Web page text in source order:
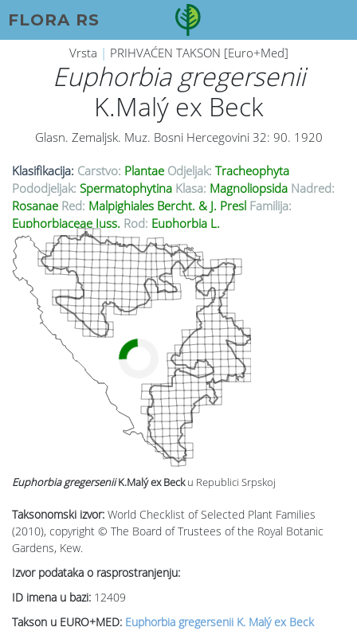
FLORA RS
Vrsta | PRIHVAĆEN TAKSON [Euro+Med]
Euphorbia gregersenii
K.Malý ex Beck
Glasn. Zemaljsk. Muz. Bosni Hercegovini 32: 90. 1920
Klasifikacija: Carstvo: Plantae Odjeljak: Tracheophyta
Pododjeljak: Spermatophytina Klasa: Magnoliopsida Nadred:
Rosanae Red: Malpighiales Bercht. & J. Presl Familija:
Euphorbiaceae Juss. Rod: Euphorbia L.
Taksonomski izvor: World Checklist of Selected Plant Families
(2010), copyright © The Board of Trustees of the Royal Botanic
Gardens, Kew.
Izvor podataka o rasprostranjenju:
ID imena u bazi: 12409
Takson u EURO+MED: Euphorbia gregersenii K. Malý ex Beck
Euphorbia gregerseniiK.Malý ex Beck u Republici Srpskoj